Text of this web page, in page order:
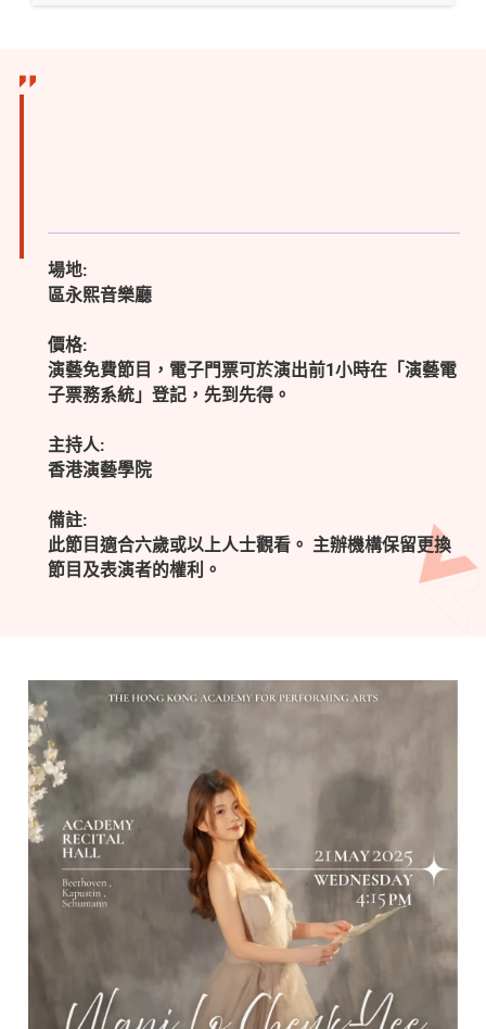
場地:
區永熙音樂廳
價格:
演藝免費節目，電子門票可於演出前1小時在「演藝電
子票務系統」登記，先到先得。
主持人:
香港演藝學院
備註:
此節目適合六歲或以上人士觀看。 主辦機構保留更換
節目及表演者的權利。